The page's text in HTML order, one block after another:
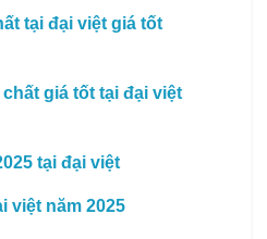
tại đại việt giá tốt
giá tốt tại đại việt
tại đại việt
việt năm 2025